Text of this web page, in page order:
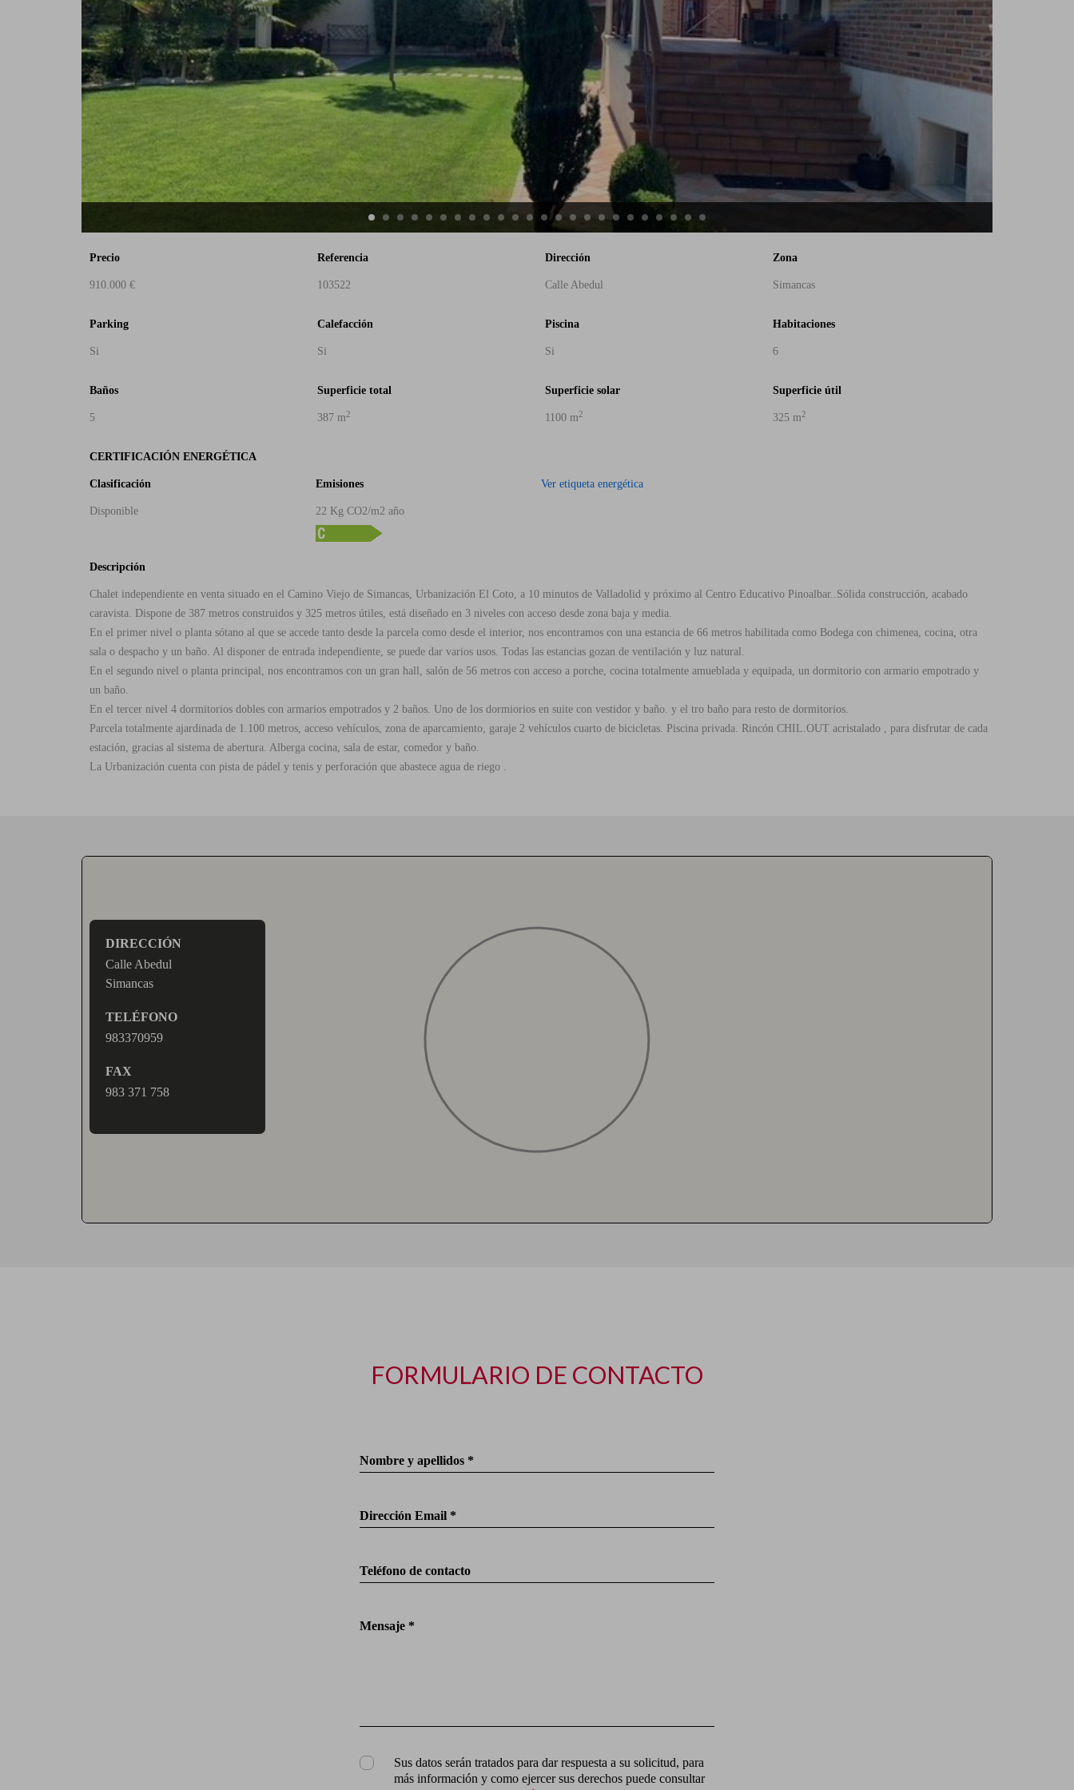
Precio
910.000 €
Referencia
103522
Dirección
Calle Abedul
Zona
Simancas
Parking
Si
Calefacción
Si
Piscina
Si
Habitaciones
6
Baños
5
Superficie total
387 m2
Superficie solar
1100 m2
Superficie útil
325 m2
CERTIFICACIÓN ENERGÉTICA
Clasificación
Disponible
Emisiones
22 Kg CO2/m2 año
Ver etiqueta energética
Descripción
Chalet independiente en venta situado en el Camino Viejo de Simancas, Urbanización El Coto, a 10 minutos de Valladolid y próximo al Centro Educativo Pinoalbar..Sólida construcción, acabado
caravista. Dispone de 387 metros construidos y 325 metros útiles, está diseñado en 3 niveles con acceso desde zona baja y media.
En el primer nivel o planta sótano al que se accede tanto desde la parcela como desde el interior, nos encontramos con una estancia de 66 metros habilitada como Bodega con chimenea, cocina, otra
sala o despacho y un baño. Al disponer de entrada independiente, se puede dar varios usos. Todas las estancias gozan de ventilación y luz natural.
En el segundo nivel o planta principal, nos encontramos con un gran hall, salón de 56 metros con acceso a porche, cocina totalmente amueblada y equipada, un dormitorio con armario empotrado y
un baño.
En el tercer nivel 4 dormitorios dobles con armarios empotrados y 2 baños. Uno de los dormiorios en suite con vestidor y baño. y el tro baño para resto de dormitorios.
Parcela totalmente ajardinada de 1.100 metros, acceso vehículos, zona de aparcamiento, garaje 2 vehículos cuarto de bicicletas. Piscina privada. Rincón CHIL.OUT acristalado , para disfrutar de cada
estación, gracias al sistema de abertura. Alberga cocina, sala de estar, comedor y baño.
La Urbanización cuenta con pista de pádel y tenis y perforación que abastece agua de riego .
DIRECCIÓN
Calle Abedul
Simancas
TELÉFONO
983370959
FAX
983 371 758
FORMULARIO DE CONTACTO
Nombre y apellidos *
Dirección Email *
Teléfono de contacto
Mensaje *
Sus datos serán tratados para dar respuesta a su solicitud, para
más información y como ejercer sus derechos puede consultar